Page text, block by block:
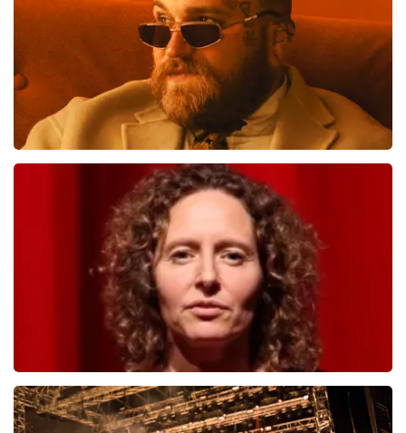
BESTEL NU
Teddy Swims
laatste 30 minuten
BESTEL NU
Esther van der Voort
497laatste 30 minuten